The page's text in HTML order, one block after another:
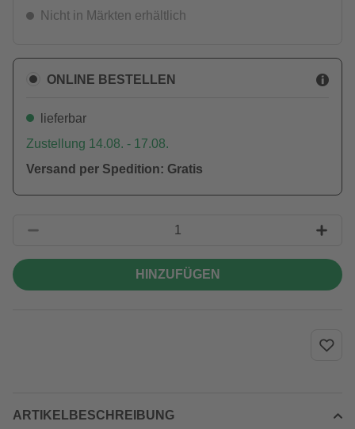
Nicht in Märkten erhältlich
ONLINE BESTELLEN
lieferbar
Zustellung 14.08. - 17.08.
Versand per Spedition: Gratis
HINZUFÜGEN
ARTIKELBESCHREIBUNG